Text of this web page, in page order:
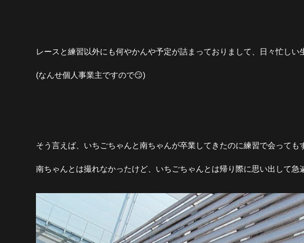
レースと練習以外にも何やかんや予定が詰まっておりまして、日々忙しい
(なんせ個人事業主ですので😏)
そう言えば、いちごちゃんと南ちゃんが卒業してきたのに練習で会って
南ちゃんとは撮れなかったけど、いちごちゃんとは帰り際に思い出して急